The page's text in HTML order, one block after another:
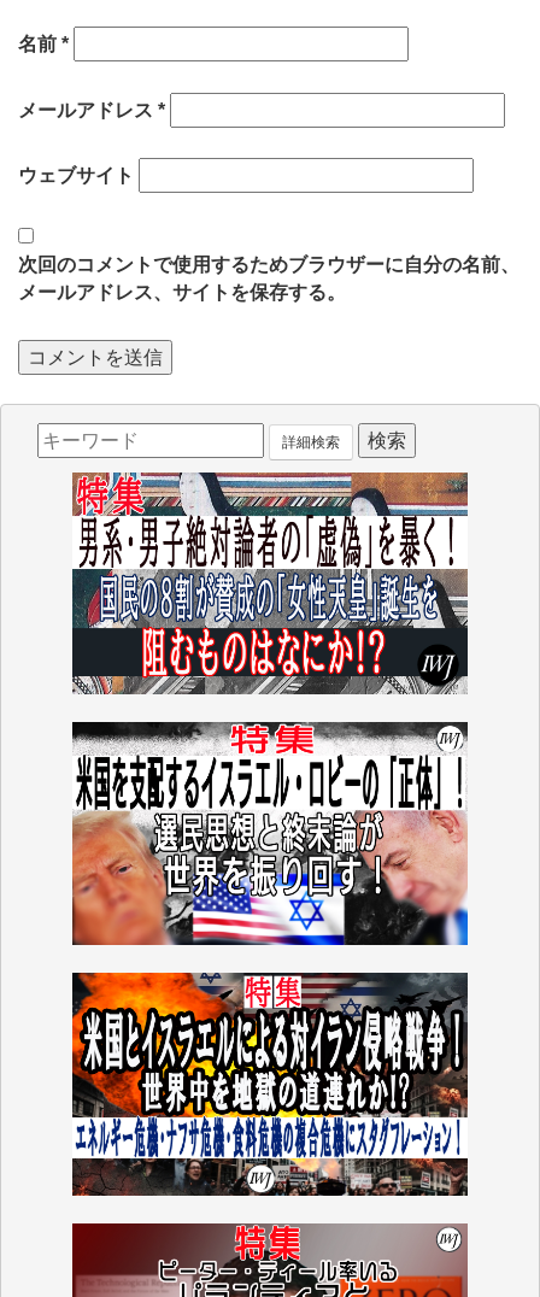
名前 *
メールアドレス *
ウェブサイト
次回のコメントで使用するためブラウザーに自分の名前、
メールアドレス、サイトを保存する。
詳細検索